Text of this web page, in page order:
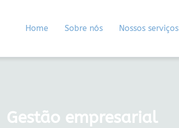
Home Sobre nós Nossos serviços
Gestão empresarial